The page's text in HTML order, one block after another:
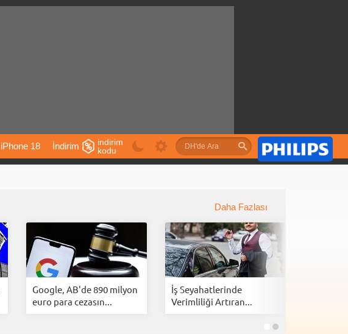
iPhone 18 İndirim
indirim
kodu
Daha Fazlası
Google, AB'de 890 milyon
euro para cezasın...
İş Seyahatlerinde
Verimliliği Artıran...